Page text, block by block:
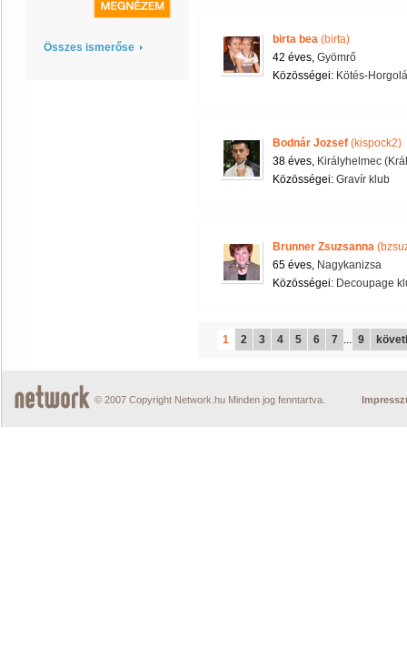
Összes ismerőse
birta bea (birta)
42 éves, Gyömrő
Közösségei: Kötés-
Bodnár Jozsef (kispock2)
38 éves, Királyhelmec
Közösségei: Gravír klub
Brunner Zsuzsanna
65 éves, Nagykanizsa
Közösségei: Decoupage
1 2 3 4 5 6 7 ... 9
© 2007 Copyright Network.hu Minden jog fenntartva.